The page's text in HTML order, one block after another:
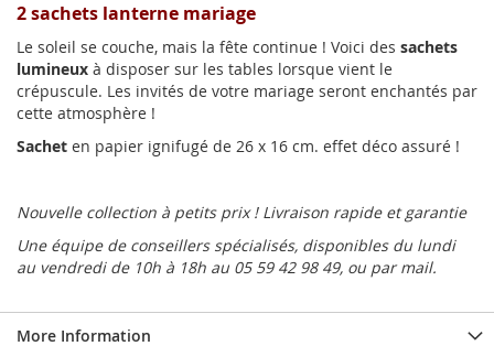
2 sachets lanterne mariage
Le soleil se couche, mais la fête continue ! Voici des sachets
lumineux à disposer sur les tables lorsque vient le
crépuscule. Les invités de votre mariage seront enchantés par
cette atmosphère !
Sachet en papier ignifugé de 26 x 16 cm. effet déco assuré !
Nouvelle collection à petits prix ! Livraison rapide et garantie
Une équipe de conseillers spécialisés, disponibles du lundi
au vendredi de 10h à 18h au 05 59 42 98 49, ou par mail.
More Information